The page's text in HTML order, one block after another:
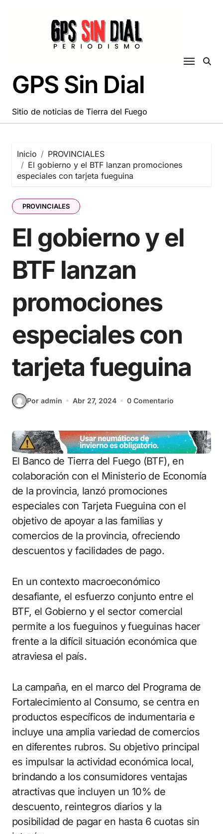
GPS Sin Dial
Sitio de noticias de Tierra del Fuego
Inicio
PROVINCIALES
El gobierno y el BTF lanzan promociones
especiales con tarjeta fueguina
PROVINCIALES
El gobierno y el
BTF lanzan
promociones
especiales con
tarjeta fueguina
Por admin Abr 27, 2024 0 Comentario
El Banco de Tierra del Fuego (BTF), en
colaboración con el Ministerio de Economía
de la provincia, lanzó promociones
especiales con Tarjeta Fueguina con el
objetivo de apoyar a las familias y
comercios de la provincia, ofreciendo
descuentos y facilidades de pago.
En un contexto macroeconómico
desafiante, el esfuerzo conjunto entre el
BTF, el Gobierno y el sector comercial
permite a los fueguinos y fueguinas hacer
frente a la difícil situación económica que
atraviesa el país.
La campaña, en el marco del Programa de
Fortalecimiento al Consumo, se centra en
productos específicos de indumentaria e
incluye una amplia variedad de comercios
en diferentes rubros. Su objetivo principal
es impulsar la actividad económica local,
brindando a los consumidores ventajas
atractivas que incluyen un 10% de
descuento, reintegros diarios y la
posibilidad de pagar en hasta 6 cuotas sin